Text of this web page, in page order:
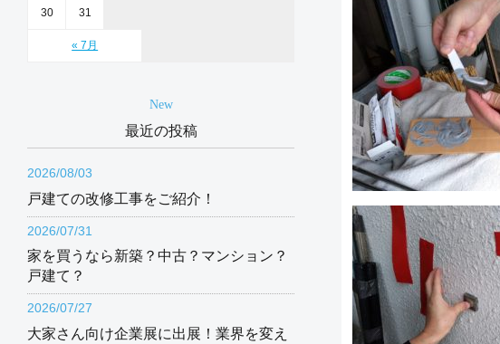
« 7月
30 31
New
最近の投稿
2026/08/03
戸建ての改修工事をご紹介！
2026/07/31
家を買うなら新築？中古？マンション？
戸建て？
2026/07/27
大家さん向け企業展に出展！業界を変え